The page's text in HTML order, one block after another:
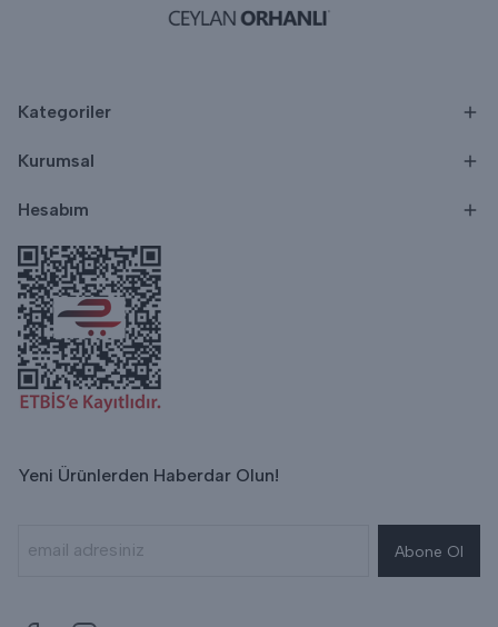
Kategoriler
Kurumsal
Hesabım
Yeni Ürünlerden Haberdar Olun!
Abone Ol